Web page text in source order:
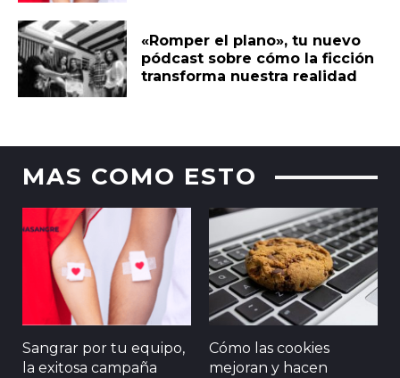
«Romper el plano», tu nuevo
pódcast sobre cómo la ficción
transforma nuestra realidad
MAS COMO ESTO
Sangrar por tu equipo,
la exitosa campaña
Cómo las cookies
mejoran y hacen